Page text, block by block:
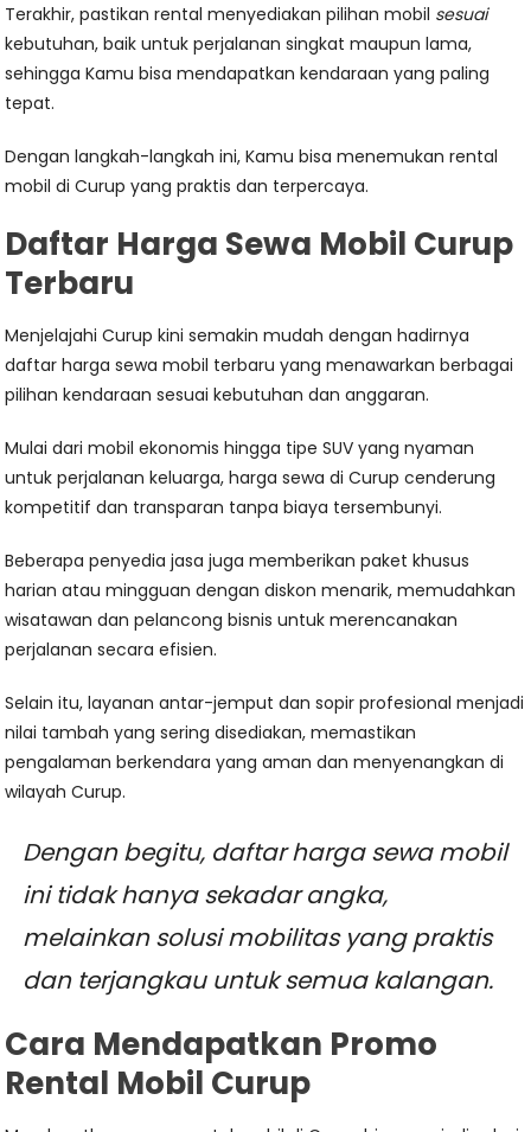
Terakhir, pastikan rental menyediakan pilihan mobil sesuai
kebutuhan, baik untuk perjalanan singkat maupun lama,
sehingga Kamu bisa mendapatkan kendaraan yang paling
tepat.
Dengan langkah-langkah ini, Kamu bisa menemukan rental
mobil di Curup yang praktis dan terpercaya.
Daftar Harga Sewa Mobil Curup
Terbaru
Menjelajahi Curup kini semakin mudah dengan hadirnya
daftar harga sewa mobil terbaru yang menawarkan berbagai
pilihan kendaraan sesuai kebutuhan dan anggaran.
Mulai dari mobil ekonomis hingga tipe SUV yang nyaman
untuk perjalanan keluarga, harga sewa di Curup cenderung
kompetitif dan transparan tanpa biaya tersembunyi.
Beberapa penyedia jasa juga memberikan paket khusus
harian atau mingguan dengan diskon menarik, memudahkan
wisatawan dan pelancong bisnis untuk merencanakan
perjalanan secara efisien.
Selain itu, layanan antar-jemput dan sopir profesional menjadi
nilai tambah yang sering disediakan, memastikan
pengalaman berkendara yang aman dan menyenangkan di
wilayah Curup.
Dengan begitu, daftar harga sewa mobil
ini tidak hanya sekadar angka,
melainkan solusi mobilitas yang praktis
dan terjangkau untuk semua kalangan.
Cara Mendapatkan Promo
Rental Mobil Curup